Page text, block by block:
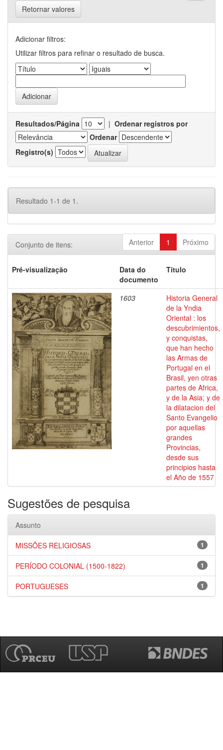
Retornar valores
Adicionar filtros:
Utilizar filtros para refinar o resultado de busca.
Resultados/Página | Ordenar registros por
Ordenar
Registro(s)
Resultado 1-1 de 1.
Anterior 1 Próximo
Conjunto de itens:
Pré-visualização
Data do
documento
Título
1603
Historia General
de la Yndia
Oriental : los
descubrimientos,
y conquistas,
que han hecho
las Armas de
Portugal en el
Brasil, yen otras
partes de Africa,
y de la Asia; y de
la dilatacion del
Santo Evangelio
por aquellas
grandes
Provincias,
desde sus
principios hasta
el Año de 1557
Sugestões de pesquisa
Assunto
1
MISSÕES RELIGIOSAS
1
PERÍODO COLONIAL (1500-1822)
1
PORTUGUESES